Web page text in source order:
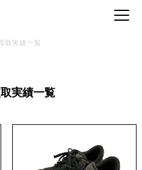
取実績一覧
実績一覧